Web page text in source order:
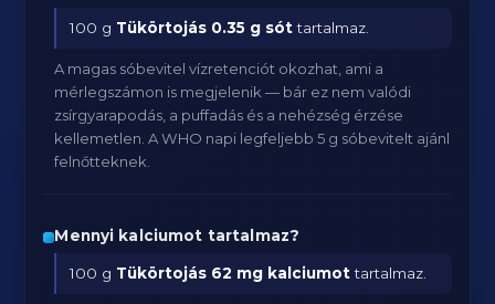
100 g Tükörtojás 0.35 g sóttartalmaz.
A magas sóbevitel vízretenciót okozhat, ami a
mérlegszámon is megjelenik — bár ez nem valódi
zsírgyarapodás, a puffadás és a nehézség érzése
kellemetlen. A WHO napi legfeljebb 5 g sóbevitelt ajánl
felnőtteknek.
Mennyi kalciumot tartalmaz?
100 g Tükörtojás 62 mg kalciumottartalmaz.